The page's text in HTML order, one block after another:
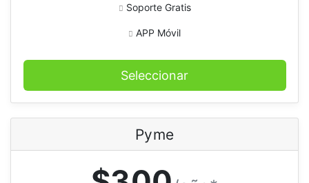
Soporte Gratis
APP Móvil
Seleccionar
Pyme